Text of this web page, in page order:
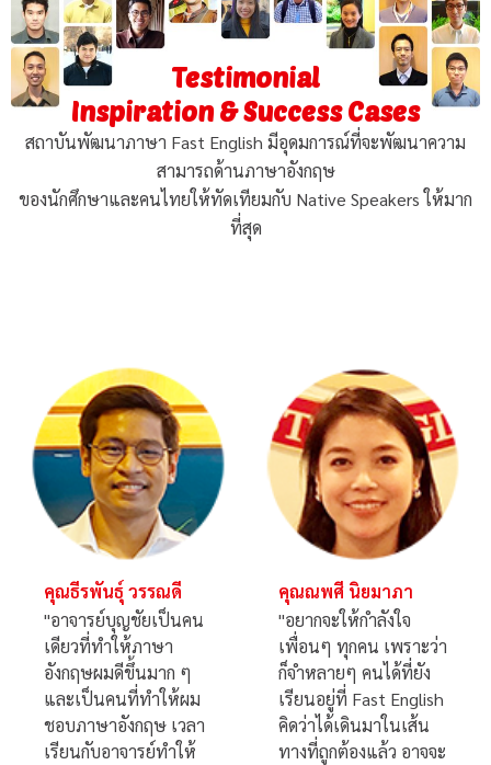
Testimonial
Inspiration & Success Cases
สถาบันพัฒนาภาษา Fast English มีอุดมการณ์ที่จะพัฒนาความ
สามารถด้านภาษาอังกฤษ
ของนักศึกษาและคนไทยให้ทัดเทียมกับ Native Speakers ให้มาก
ที่สุด
คุณณพศี นิยมาภา
"อยากจะให้กำลังใจ
เพื่อนๆ ทุกคน เพราะว่า
ก็จำหลายๆ คนได้ที่ยัง
เรียนอยู่ที่ Fast English
คิดว่าได้เดินมาในเส้น
ทางที่ถูกต้องแล้ว อาจจะ
คุณรัฐพล ปั้นทองพันธุ์
"Fast English เหมาะ
กับคนที่ไม่มีพื้นฐานเลย
แบบผม เพราะว่าผมจะ
ได้ Software ของ
อาจารย์เข้าไปใหม่
ทั้งหมด ที่อื่นไม่ได้มีการ